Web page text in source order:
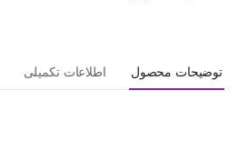
توضیحات محصول اطلاعات تکمیلی